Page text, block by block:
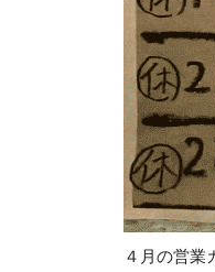
４月の営業